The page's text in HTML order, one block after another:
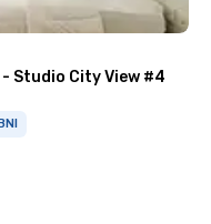
Studio City View #4